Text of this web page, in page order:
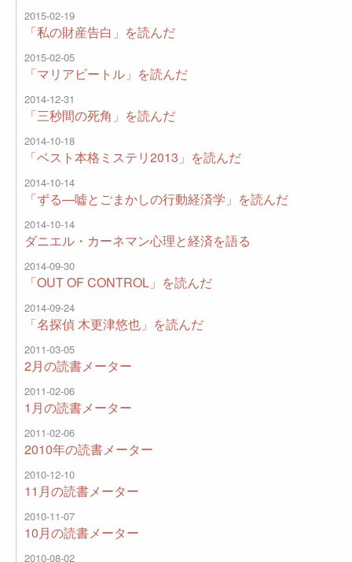
2015-02-19
「私の財産告白」を読んだ
2015-02-05
「マリアビートル」を読んだ
2014-12-31
「三秒間の死角」を読んだ
2014-10-18
「ベスト本格ミステリ2013」を読んだ
2014-10-14
「ずる―嘘とごまかしの行動経済学」を読んだ
2014-10-14
ダニエル・カーネマン心理と経済を語る
2014-09-30
「OUT OF CONTROL」を読んだ
2014-09-24
「名探偵 木更津悠也」を読んだ
2011-03-05
2月の読書メーター
2011-02-06
1月の読書メーター
2011-02-06
2010年の読書メーター
2010-12-10
11月の読書メーター
2010-11-07
10月の読書メーター
2010-08-02